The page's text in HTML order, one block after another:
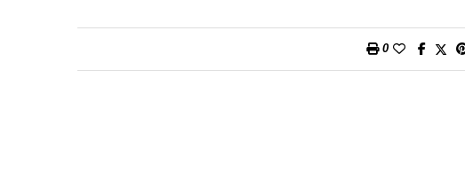
0